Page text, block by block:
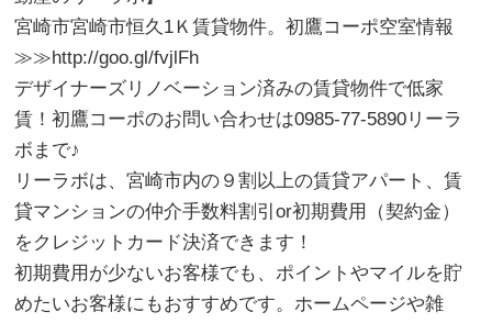
宮崎市宮崎市恒久1Ｋ賃貸物件。初鷹コーポ空室情報
≫≫http://goo.gl/fvjlFh
デザイナーズリノベーション済みの賃貸物件で低家
賃！初鷹コーポのお問い合わせは0985-77-5890リーラ
ボまで♪
リーラボは、宮崎市内の９割以上の賃貸アパート、賃
貸マンションの仲介手数料割引or初期費用（契約金）
をクレジットカード決済できます！
初期費用が少ないお客様でも、ポイントやマイルを貯
めたいお客様にもおすすめです。ホームページや雑